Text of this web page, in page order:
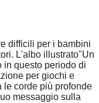
difficili per i bambini
L'albo illustrato"Un
in questo periodo di
per giochi e
le corde più profonde
messaggio sulla